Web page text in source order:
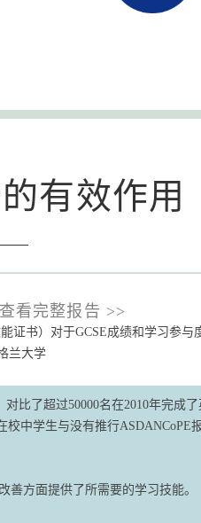
有效作用
查看完整报告 >>
能证书）对于GCSE成绩和学习参与
兰大学
了超过50000名在2010年完成了
中学生与没有推行ASDANCoPE
善方面提供了所需要的学习技能。